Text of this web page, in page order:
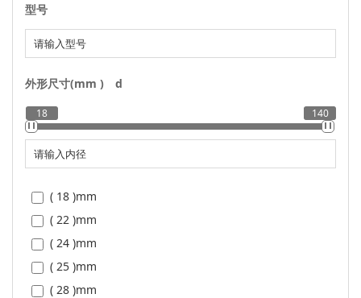
型号
外形尺寸(mm ) d
18 140
( 18 )mm
( 22 )mm
( 24 )mm
( 25 )mm
( 28 )mm